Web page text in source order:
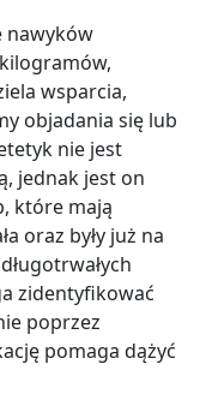
nawyków
wsparcia,
objadania się lub
nie jest
jednak jest on
które mają
oraz były już na
zidentyfikować
poprzez
pomaga dążyć